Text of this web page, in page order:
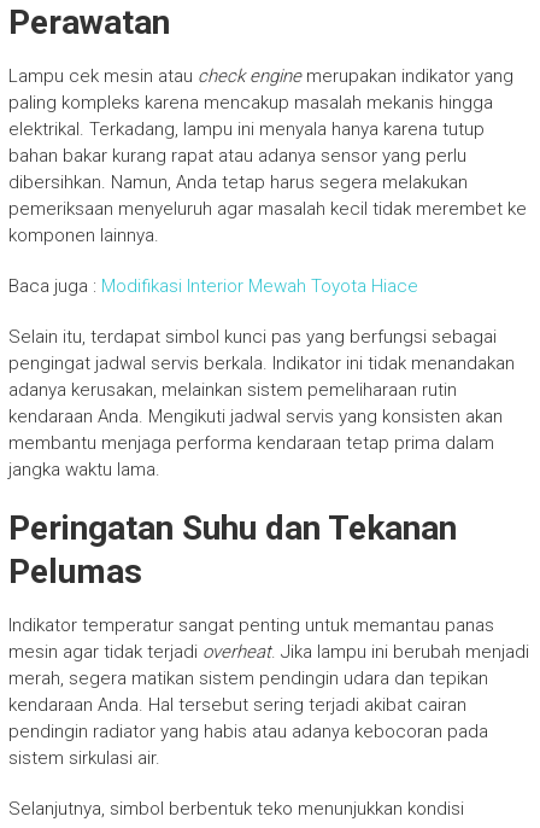
Perawatan
Lampu cek mesin atau check enginemerupakan indikator yang
paling kompleks karena mencakup masalah mekanis hingga
elektrikal. Terkadang, lampu ini menyala hanya karena tutup
bahan bakar kurang rapat atau adanya sensor yang perlu
dibersihkan. Namun, Anda tetap harus segera melakukan
pemeriksaan menyeluruh agar masalah kecil tidak merembet ke
komponen lainnya.
Baca juga : Modifikasi Interior Mewah Toyota Hiace
Selain itu, terdapat simbol kunci pas yang berfungsi sebagai
pengingat jadwal servis berkala. Indikator ini tidak menandakan
adanya kerusakan, melainkan sistem pemeliharaan rutin
kendaraan Anda. Mengikuti jadwal servis yang konsisten akan
membantu menjaga performa kendaraan tetap prima dalam
jangka waktu lama.
Peringatan Suhu dan Tekanan
Pelumas
Indikator temperatur sangat penting untuk memantau panas
mesin agar tidak terjadi overheat. Jika lampu ini berubah menjadi
merah, segera matikan sistem pendingin udara dan tepikan
kendaraan Anda. Hal tersebut sering terjadi akibat cairan
pendingin radiator yang habis atau adanya kebocoran pada
sistem sirkulasi air.
Selanjutnya, simbol berbentuk teko menunjukkan kondisi